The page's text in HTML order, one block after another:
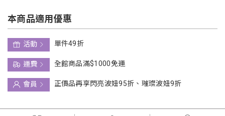
本商品適用優惠
活動
單件49折
運費
全館商品滿$1000免運
會員
正價品再享閃亮波妞95折、璀璨波妞9折